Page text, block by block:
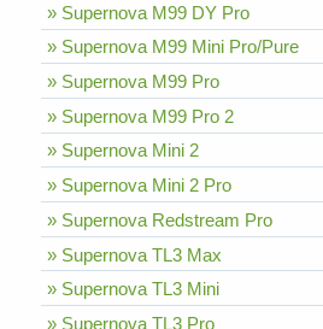
» Supernova M99 DY Pro
» Supernova M99 Mini Pro/Pure
» Supernova M99 Pro
» Supernova M99 Pro 2
» Supernova Mini 2
» Supernova Mini 2 Pro
» Supernova Redstream Pro
» Supernova TL3 Max
» Supernova TL3 Mini
» Supernova TL3 Pro